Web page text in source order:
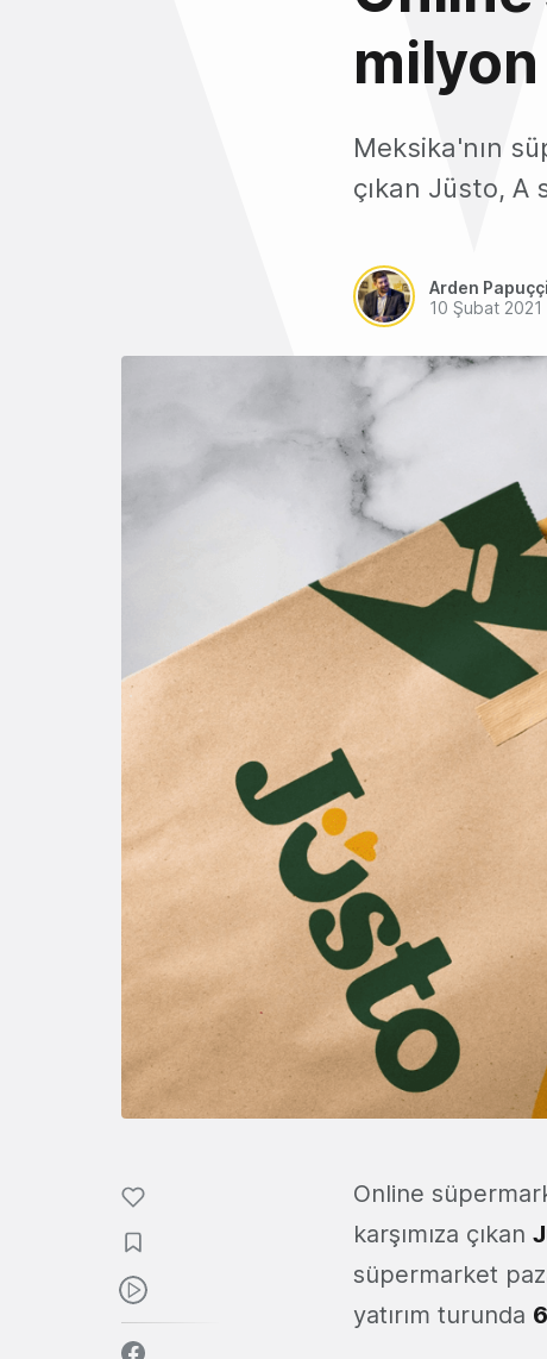
milyon
Meksika'nın
çıkan Jüsto, A
Arden
10 Şubat 2021
Online
karşımıza çıkan
süpermarket
yatırım turunda